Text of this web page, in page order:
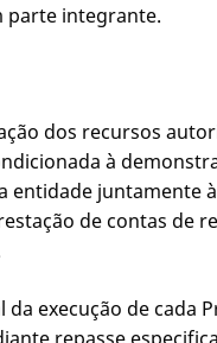
parte integrante.
dos recursos
à
entidade juntamente
de contas de
da execução de cada